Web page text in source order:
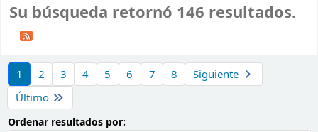
Su búsqueda retornó 146 resultados.
1
2 3 4 5 6 7 8
Siguiente
Último
Ordenar resultados por: